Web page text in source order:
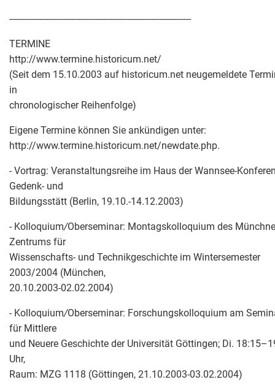
--------------------------------------------------------------------------
TERMINE
http://www.termine.historicum.net/
(Seit dem 15.10.2003 auf historicum.net neugemeldete
in
chronologischer Reihenfolge)
Eigene Termine können Sie ankündigen unter:
http://www.termine.historicum.net/newdate.php.
- Vortrag: Veranstaltungsreihe im Haus der Wannsee-
Gedenk- und
Bildungsstätt (Berlin, 19.10.-14.12.2003)
- Kolloquium/Oberseminar: Montagskolloquium des
Zentrums für
Wissenschafts- und Technikgeschichte im Wintersemester
2003/2004 (München,
20.10.2003-02.02.2004)
- Kolloquium/Oberseminar: Forschungskolloquium am
für Mittlere
und Neuere Geschichte der Universität Göttingen; Di.
Uhr,
Raum: MZG 1118 (Göttingen, 21.10.2003-03.02.2004)